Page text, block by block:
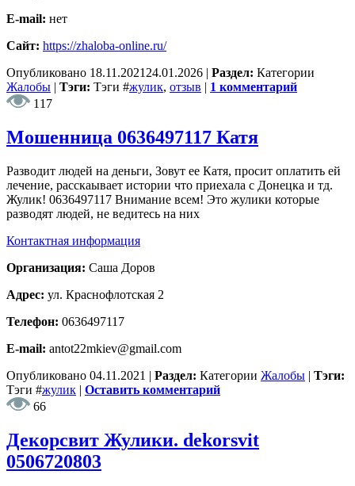
E-mail: нет
Сайт: https://zhaloba-online.ru/
Опубликовано 18.11.2021 24.01.2026 | Раздел: Категории
Жалобы | Тэги: Тэги #жулик, отзыв | 1 комментарий
117
Мошенница 0636497117 Катя
Разводит людей на деньги, Зовут ее Катя, просит оплатить ей
лечение, расскаывает истории что приехала с Донецка и тд.
Жулик! 0636497117 Внимание всем! Это жулики которые
разводят людей, не ведитесь на них
Контактная информация
Организация: Саша Доров
Адрес: ул. Краснофлотская 2
Телефон: 0636497117
E-mail: antot22mkiev@gmail.com
Опубликовано 04.11.2021 | Раздел: Категории Жалобы | Тэги:
Тэги #жулик | Оставить комментарий
66
Декорсвит Жулики. dekorsvit
0506720803